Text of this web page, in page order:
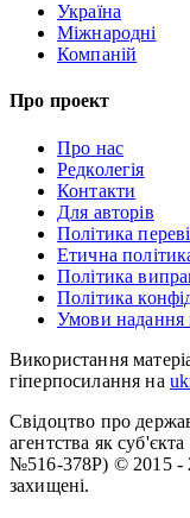
Україна
Міжнародні
Компаній
Про проект
Про нас
Редколегія
Контакти
Для авторів
Політика
Етична
Політика
Політика
Умови надання
Використання
гіперпосилання на
Свідоцтво про
агентства як
№516-378Р) © 2015 -
захищені.